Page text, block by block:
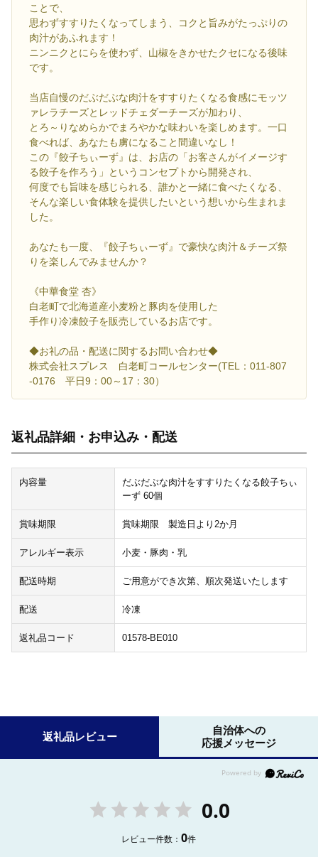
ことで、
思わずすすりたくなってしまう、コクと旨みがたっぷりの
肉汁があふれます！
ニンニクとにらを使わず、山椒をきかせたクセになる後味
です。
当店自慢のだぶだぶな肉汁をすすりたくなる食感にモッツ
ァレラチーズとレッドチェダーチーズが加わり、
とろ～りなめらかでまろやかな味わいを楽しめます。一口
食べれば、あなたも虜になること間違いなし！
この『餃子ちぃーず』は、お店の「お客さんがイメージす
る餃子を作ろう」というコンセプトから開発され、
何度でも旨味を感じられる、誰かと一緒に食べたくなる、
そんな楽しい食体験を提供したいという想いから生まれま
した。
あなたも一度、『餃子ちぃーず』で豪快な肉汁＆チーズ祭
りを楽しんでみませんか？
《中華食堂 杏》
白老町で北海道産小麦粉と豚肉を使用した
手作り冷凍餃子を販売しているお店です。
◆お礼の品・配送に関するお問い合わせ◆
株式会社スプレス 白老町コールセンター(TEL：011-807
-0176 平日9：00～17：30）
返礼品詳細・お申込み・配送
内容量
だぶだぶな肉汁をすすりたくなる餃子ちぃ
ーず 60個
賞味期限 賞味期限 製造日より2か月
アレルギー表示 小麦・豚肉・乳
配送時期 ご用意ができ次第、順次発送いたします
配送 冷凍
返礼品コード 01578-BE010
返礼品レビュー
自治体への
応援メッセージ
0.0
レビュー件数：0件